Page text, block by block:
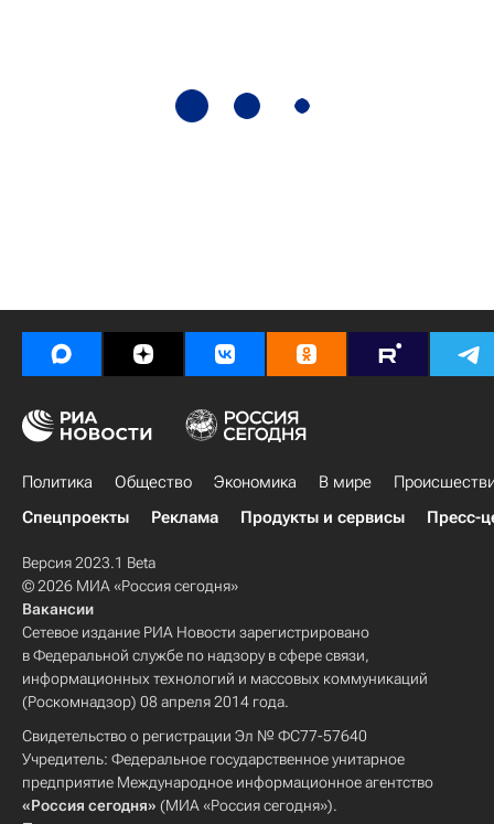
Политика Общество Экономика В мире
Спецпроекты
Реклама Продукты и сервисы Пресс-
Версия 2023.1 Beta
© 2026 МИА «Россия сегодня»
Вакансии
Сетевое издание РИА Новости зарегистрировано
в Федеральной службе по надзору в сфере связи,
информационных технологий и массовых коммуникаций
(Роскомнадзор) 08 апреля 2014 года.
Свидетельство о регистрации Эл № ФС77-57640
Учредитель: Федеральное государственное унитарное
предприятие Международное информационное агентство
«Россия сегодня» (МИА «Россия сегодня»).